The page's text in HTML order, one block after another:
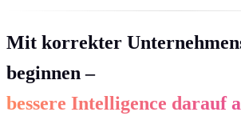
Mit korrekter
beginnen –
bessere Intelligence darauf